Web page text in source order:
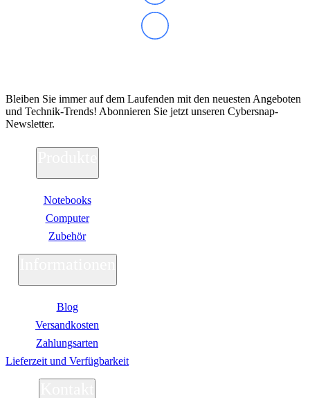
Notebooks
Computer
Zubehör
Blog
Versandkosten
Zahlungsarten
Lieferzeit und Verfügbarkeit
Bleiben Sie immer auf dem Laufenden mit den neuesten Angeboten
und Technik-Trends! Abonnieren Sie jetzt unseren Cybersnap-
Newsletter.